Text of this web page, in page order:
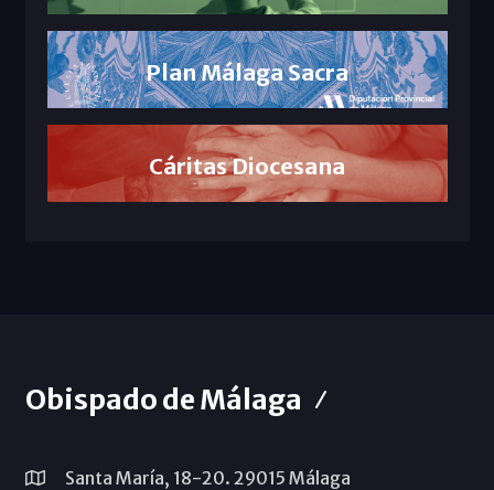
Plan Málaga Sacra
Cáritas Diocesana
Obispado de Málaga
Santa María, 18-20. 29015 Málaga